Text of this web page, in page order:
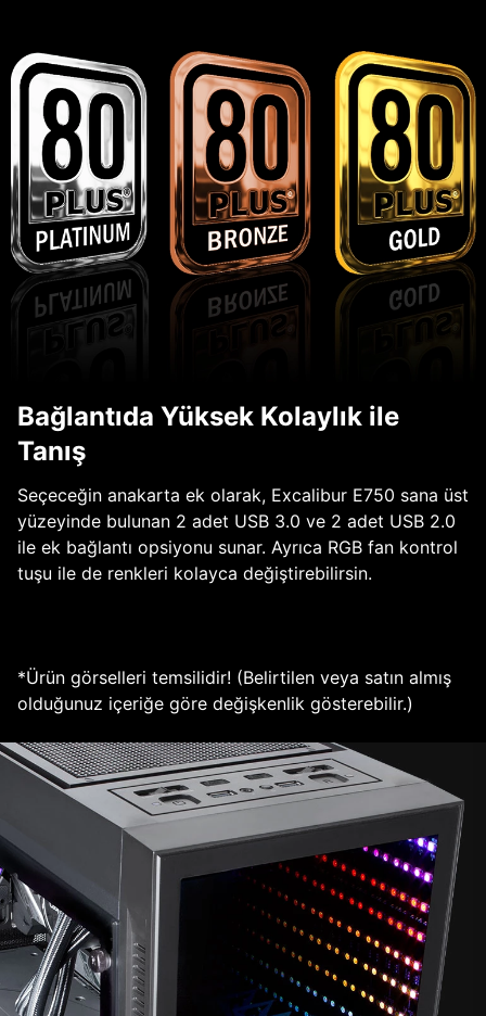
Bağlantıda Yüksek Kolaylık ile
Tanış
Seçeceğin anakarta ek olarak, Excalibur E750 sana üst
yüzeyinde bulunan 2 adet USB 3.0 ve 2 adet USB 2.0
ile ek bağlantı opsiyonu sunar. Ayrıca RGB fan kontrol
tuşu ile de renkleri kolayca değiştirebilirsin.
*Ürün görselleri temsilidir! (Belirtilen veya satın almış
olduğunuz içeriğe göre değişkenlik gösterebilir.)